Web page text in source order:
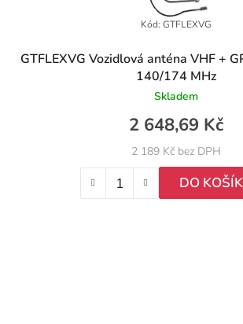
GTFLEXVG Vozidlová anténa VHF +
140/174 MHz
Skladem
2 189 Kč bez DPH
2 648,69 Kč
DO
Kód: GTFLEXVG